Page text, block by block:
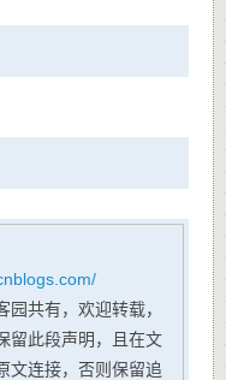
共有，欢迎转载，
留此段声明，且在文
文连接，否则保留追